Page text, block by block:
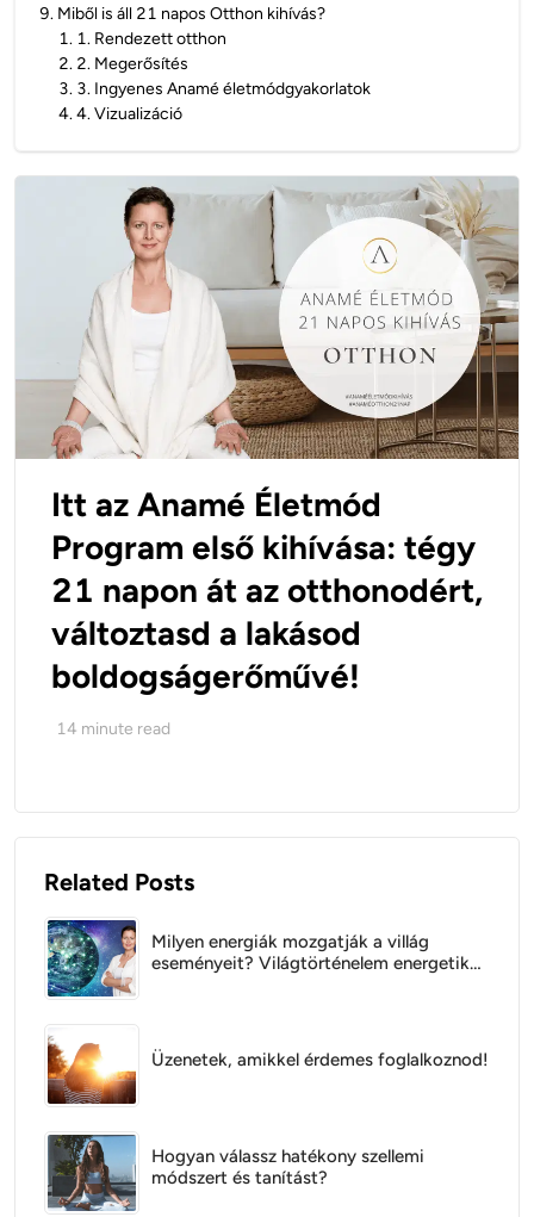
9. Miből is áll 21 napos Otthon kihívás?
1. 1. Rendezett otthon
2. 2. Megerősítés
3. 3. Ingyenes Anamé életmódgyakorlatok
4.4. Vizualizáció
Itt az Anamé Életmód
Program első kihívása: tégy
21 napon át az otthonodért,
változtasd a lakásod
boldogságerőművé!
14 minute read
Related Posts
Milyen energiák mozgatják a villág
eseményeit? Világtörténelem energetikai
Üzenetek, amikkel érdemes foglalkoznod!
Hogyan válassz hatékony szellemi
módszert és tanítást?